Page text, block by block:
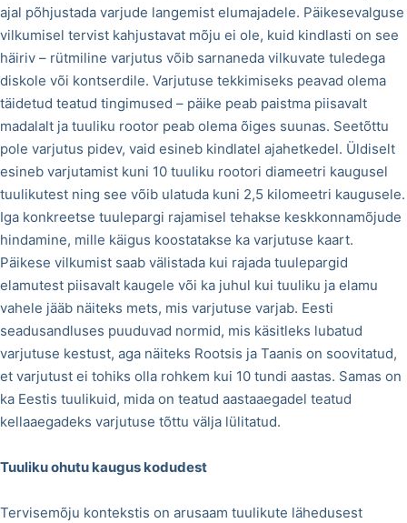
ajal põhjustada varjude langemist elumajadele. Päikesevalguse
vilkumisel tervist kahjustavat mõju ei ole, kuid kindlasti on see
häiriv – rütmiline varjutus võib sarnaneda vilkuvate tuledega
diskole või kontserdile. Varjutuse tekkimiseks peavad olema
täidetud teatud tingimused – päike peab paistma piisavalt
madalalt ja tuuliku rootor peab olema õiges suunas. Seetõttu
pole varjutus pidev, vaid esineb kindlatel ajahetkedel. Üldiselt
esineb varjutamist kuni 10 tuuliku rootori diameetri kaugusel
tuulikutest ning see võib ulatuda kuni 2,5 kilomeetri kaugusele.
Iga konkreetse tuulepargi rajamisel tehakse keskkonnamõjude
hindamine, mille käigus koostatakse ka varjutuse kaart.
Päikese vilkumist saab välistada kui rajada tuulepargid
elamutest piisavalt kaugele või ka juhul kui tuuliku ja elamu
vahele jääb näiteks mets, mis varjutuse varjab. Eesti
seadusandluses puuduvad normid, mis käsitleks lubatud
varjutuse kestust, aga näiteks Rootsis ja Taanis on soovitatud,
et varjutust ei tohiks olla rohkem kui 10 tundi aastas. Samas on
ka Eestis tuulikuid, mida on teatud aastaaegadel teatud
kellaaegadeks varjutuse tõttu välja lülitatud.
Tuuliku ohutu kaugus kodudest
Tervisemõju kontekstis on arusaam tuulikute lähedusest